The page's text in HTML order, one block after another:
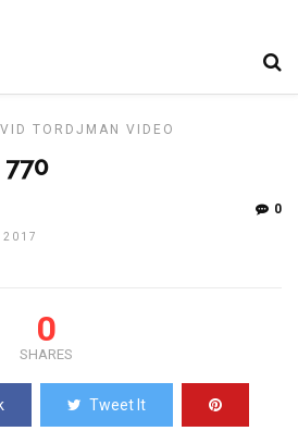
TORDJMAN VIDEO
2017
0
0
SHARES
Tweet It